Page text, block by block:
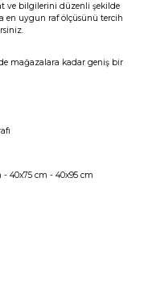
ve bilgilerini düzenli şekilde
en uygun raf ölçüsünü tercih
mağazalara kadar geniş bir
- 40x75 cm - 40x95 cm